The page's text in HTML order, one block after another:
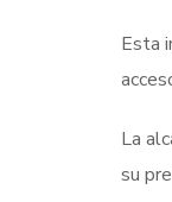
Esta
La
su